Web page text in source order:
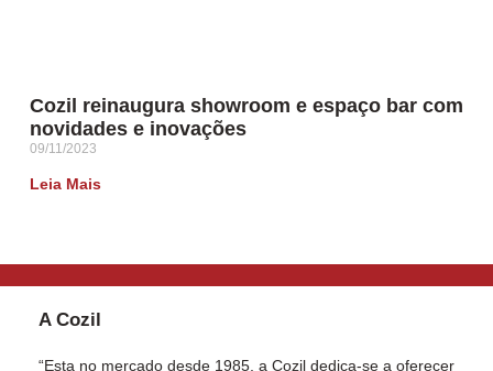
Cozil reinaugura showroom e espaço bar com
novidades e inovações
09/11/2023
Leia Mais
A Cozil
“Esta no mercado desde 1985, a Cozil dedica-se a oferecer